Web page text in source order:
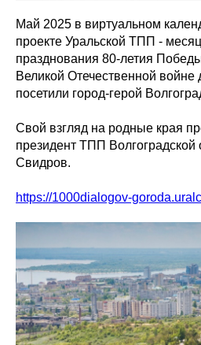
Май 2025 в виртуальном
проекте Уральской ТПП -
празднования 80-летия
Великой Отечественной войне
посетили город-герой
Свой взгляд на родные края
президент ТПП Волгоградской
Свидров.
https://1000dialogov-